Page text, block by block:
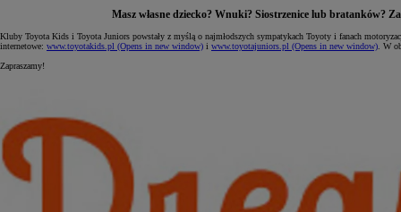
Masz własne dziecko? Wnuki? Siostrzenice lub bratanków?
Kluby Toyota Kids i Toyota Juniors powstały z myślą o najmłodszych sympatykach Toyoty i fanach
internetowe: www.toyotakids.pl (Opens in new window) i www.toyotajuniors.pl (Opens in new window) . W
Zapraszamy!